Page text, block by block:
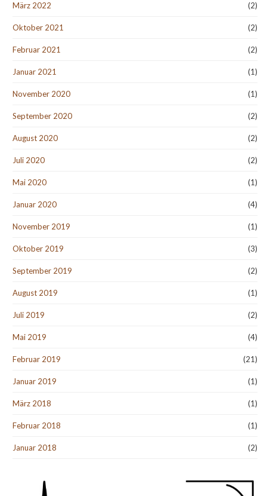
März 2022 (2)
Oktober 2021 (2)
Februar 2021 (2)
Januar 2021 (1)
November 2020 (1)
September 2020 (2)
August 2020 (2)
Juli 2020 (2)
Mai 2020 (1)
Januar 2020 (4)
November 2019 (1)
Oktober 2019 (3)
September 2019 (2)
August 2019 (1)
Juli 2019 (2)
Mai 2019 (4)
Februar 2019 (21)
Januar 2019 (1)
März 2018 (1)
Februar 2018 (1)
Januar 2018 (2)